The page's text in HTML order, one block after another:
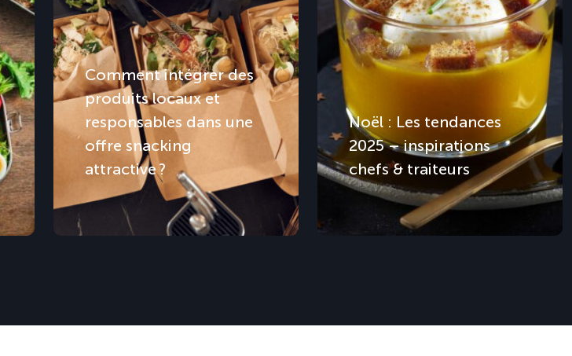
Comment intégrer des
produits locaux et
responsables dans une
offre snacking
attractive ?
Noël : Les tendances
2025 – inspirations
chefs & traiteurs